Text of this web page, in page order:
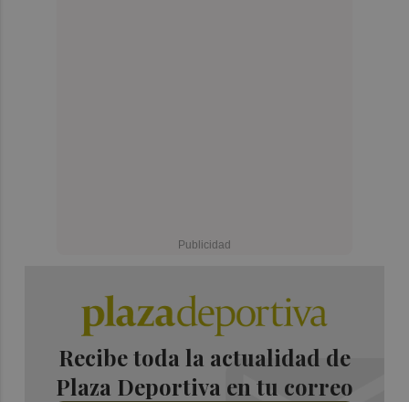
Recibe toda la actualidad de
Plaza Deportiva en tu correo